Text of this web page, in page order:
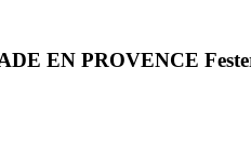
EN PROVENCE